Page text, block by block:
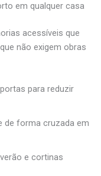
em qualquer casa
acessíveis que
não exigem obras
para reduzir
de forma cruzada em
e cortinas